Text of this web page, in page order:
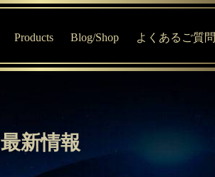
Products
ブレインエステ®について
MVおすすめチャート診断
Blog/Shop よくあるご質問
最新情報